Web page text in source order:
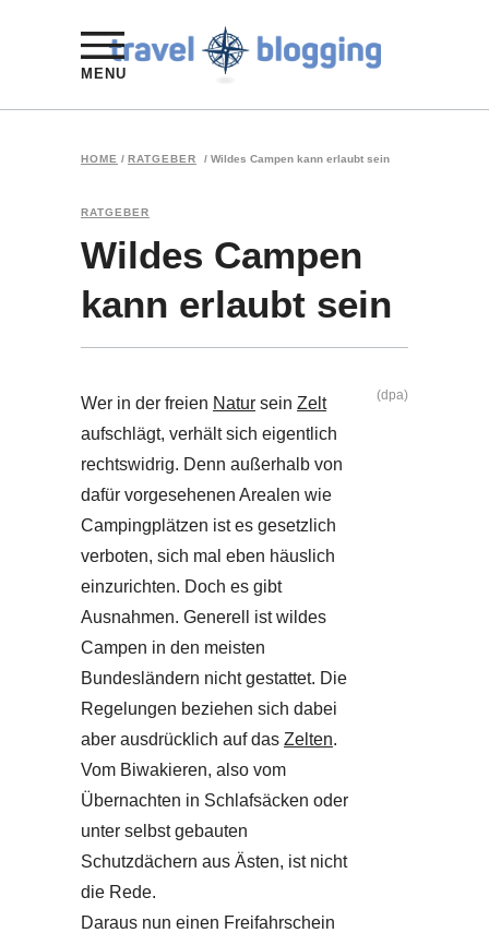
MENU
HOME / RATGEBER / Wildes Campen kann erlaubt sein
RATGEBER
Wildes Campen
kann erlaubt sein
Wer in der freien Natur sein Zelt
aufschlägt, verhält sich eigentlich
rechtswidrig. Denn außerhalb von
dafür vorgesehenen Arealen wie
Campingplätzen ist es gesetzlich
verboten, sich mal eben häuslich
einzurichten. Doch es gibt
Ausnahmen. Generell ist wildes
Campen in den meisten
Bundesländern nicht gestattet. Die
Regelungen beziehen sich dabei
aber ausdrücklich auf das Zelten.
Vom Biwakieren, also vom
Übernachten in Schlafsäcken oder
unter selbst gebauten
Schutzdächern aus Ästen, ist nicht
die Rede.
Daraus nun einen Freifahrschein
(dpa)